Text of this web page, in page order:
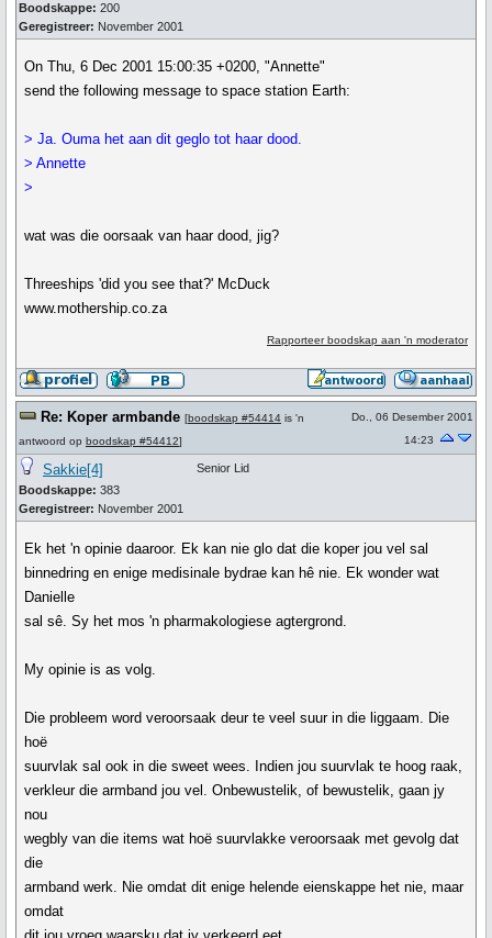
Boodskappe: 200
Geregistreer: November 2001
On Thu, 6 Dec 2001 15:00:35 +0200, "Annette"
send the following message to space station Earth:
> Ja. Ouma het aan dit geglo tot haar dood.
> Annette
>
wat was die oorsaak van haar dood, jig?
Threeships 'did you see that?' McDuck
www.mothership.co.za
Rapporteer boodskap aan 'n moderator
Re: Koper armbande [boodskap #54414 is 'n
antwoord op boodskap #54412]
Do., 06 Desember 2001
14:23
Sakkie[4]
Boodskappe: 383
Geregistreer: November 2001
Senior Lid
Ek het 'n opinie daaroor. Ek kan nie glo dat die koper jou vel sal
binnedring en enige medisinale bydrae kan hê nie. Ek wonder wat
Danielle
sal sê. Sy het mos 'n pharmakologiese agtergrond.
My opinie is as volg.
Die probleem word veroorsaak deur te veel suur in die liggaam. Die
hoë
suurvlak sal ook in die sweet wees. Indien jou suurvlak te hoog raak,
verkleur die armband jou vel. Onbewustelik, of bewustelik, gaan jy
nou
wegbly van die items wat hoë suurvlakke veroorsaak met gevolg dat
die
armband werk. Nie omdat dit enige helende eienskappe het nie, maar
omdat